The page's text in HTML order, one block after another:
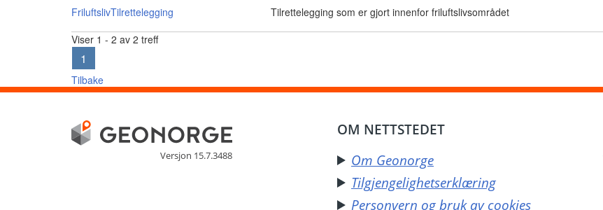
FriluftslivTilrettelegging Tilrettelegging som er gjort innenfor friluftslivsområdet
Viser 1 - 2 av 2 treff
1
Tilbake